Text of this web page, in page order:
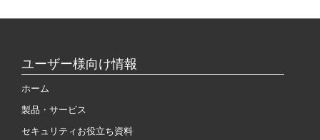
ユーザー様向け情報
ホーム
製品・サービス
セキュリティお役立ち資料